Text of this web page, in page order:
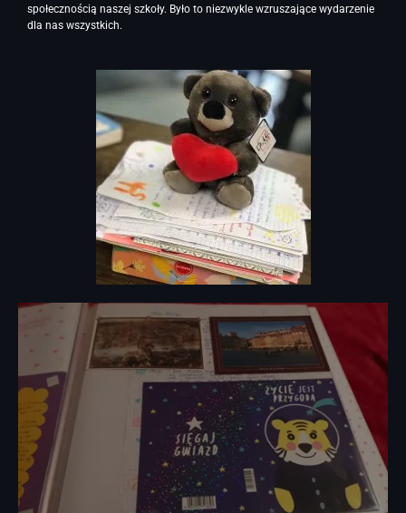
społecznością naszej szkoły. Było to niezwykle wzruszające wydarzenie
dla nas wszystkich.